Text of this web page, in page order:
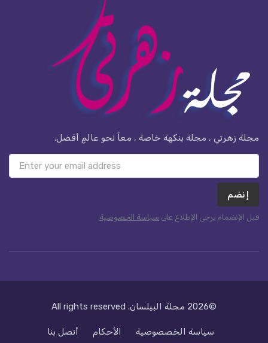
مجلة زهرتي , مجلة بنكهة خاصة , معاً نحو عالمٍ أفضل.
إنضم
قبل الإنضمام يرجى الإطلاع على سياسة الخصوصية
©2026 مجلة البيلسان. All rights reserved
سياسة الخصصوصية الأحكام أتصل بنا